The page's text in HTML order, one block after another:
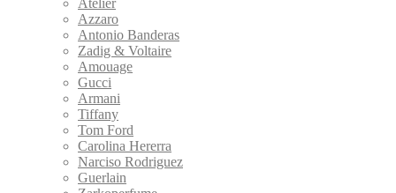
Azzaro
Antonio Banderas
Zadig & Voltaire
Amouage
Gucci
Armani
Tiffany
Tom Ford
Carolina Hererra
Narciso Rodriguez
Guerlain